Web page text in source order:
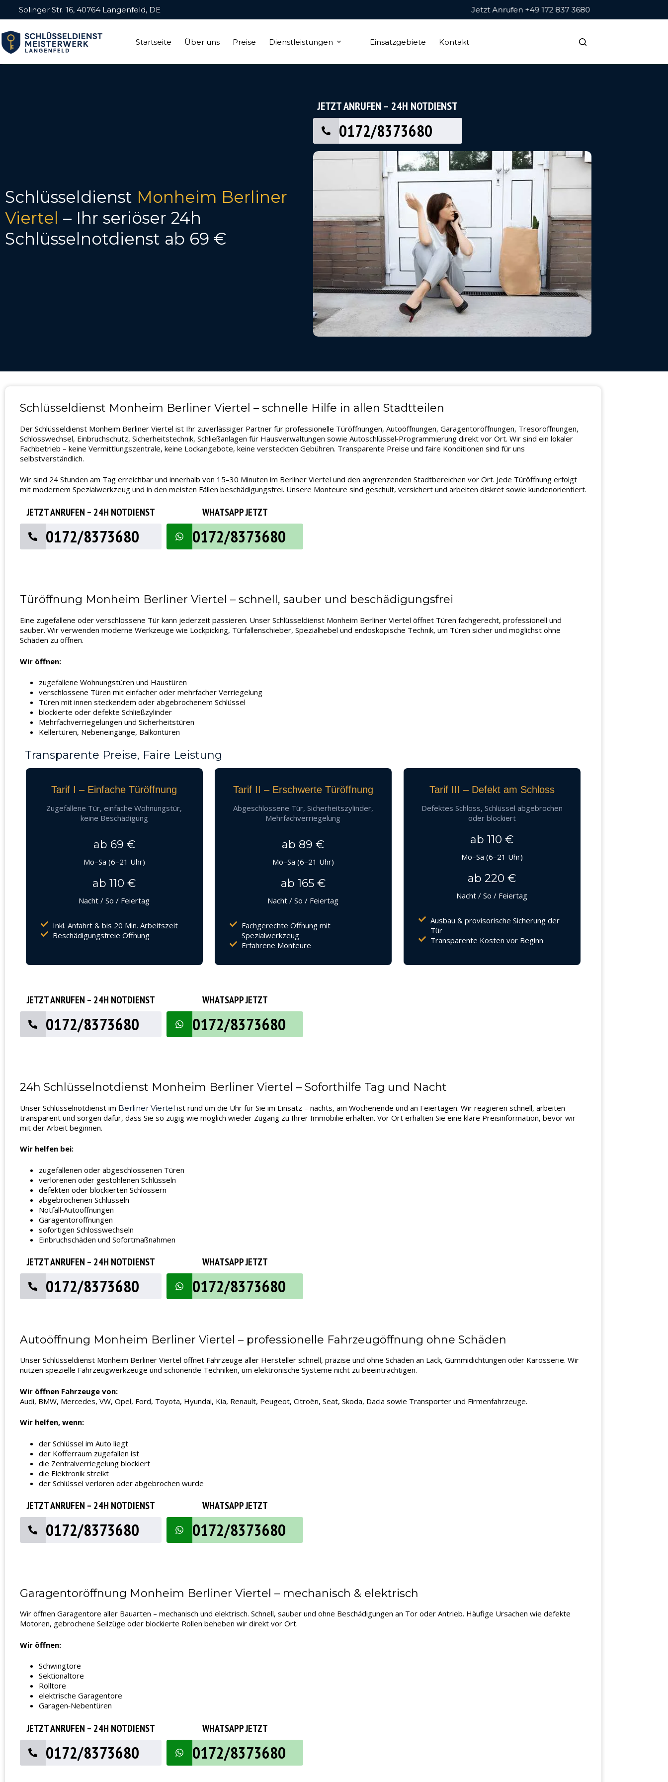
Solinger Str. 16, 40764 Langenfeld, DE Jetzt Anrufen +49 172 837 3680
Startseite Über uns Preise Dienstleistungen Einsatzgebiete Kontakt
Schlüsseldienst Monheim Berliner
Viertel – Ihr seriöser 24h
Schlüsselnotdienst ab 69 €
JETZT ANRUFEN – 24H NOTDIENST
0172/8373680
Schlüsseldienst Monheim Berliner Viertel – schnelle Hilfe in allen Stadtteilen
Der Schlüsseldienst Monheim Berliner Viertel ist Ihr zuverlässiger Partner für professionelle Türöffnungen, Autoöffnungen, Garagentoröffnungen, Tresoröffnungen,
Schlosswechsel, Einbruchschutz, Sicherheitstechnik, Schließanlagen für Hausverwaltungen sowie Autoschlüssel‑Programmierung direkt vor Ort. Wir sind ein lokaler
Fachbetrieb – keine Vermittlungszentrale, keine Lockangebote, keine versteckten Gebühren. Transparente Preise und faire Konditionen sind für uns
selbstverständlich.
Wir sind 24 Stunden am Tag erreichbar und innerhalb von 15–30 Minuten im Berliner Viertel und den angrenzenden Stadtbereichen vor Ort. Jede Türöffnung erfolgt
mit modernem Spezialwerkzeug und in den meisten Fällen beschädigungsfrei. Unsere Monteure sind geschult, versichert und arbeiten diskret sowie kundenorientiert.
JETZT ANRUFEN – 24H NOTDIENST
0172/8373680
WHATSAPP JETZT
0172/8373680
Türöffnung Monheim Berliner Viertel – schnell, sauber und beschädigungsfrei
Eine zugefallene oder verschlossene Tür kann jederzeit passieren. Unser Schlüsseldienst Monheim Berliner Viertel öffnet Türen fachgerecht, professionell und
sauber. Wir verwenden moderne Werkzeuge wie Lockpicking, Türfallenschieber, Spezialhebel und endoskopische Technik, um Türen sicher und möglichst ohne
Schäden zu öffnen.
Wir öffnen:
zugefallene Wohnungstüren und Haustüren
verschlossene Türen mit einfacher oder mehrfacher Verriegelung
Türen mit innen steckendem oder abgebrochenem Schlüssel
blockierte oder defekte Schließzylinder
Mehrfachverriegelungen und Sicherheitstüren
Kellertüren, Nebeneingänge, Balkontüren
Transparente Preise, Faire Leistung
Tarif I – Einfache Türöffnung
Zugefallene Tür, einfache Wohnungstür,
keine Beschädigung
ab 69 €
Mo–Sa (6–21 Uhr)
ab 110 €
Nacht / So / Feiertag
Inkl. Anfahrt & bis 20 Min. Arbeitszeit
Beschädigungsfreie Öffnung
Tarif II – Erschwerte Türöffnung
Abgeschlossene Tür, Sicherheitszylinder,
Mehrfachverriegelung
ab 89 €
Mo–Sa (6–21 Uhr)
ab 165 €
Nacht / So / Feiertag
Fachgerechte Öffnung mit
Spezialwerkzeug
Erfahrene Monteure
Tarif III – Defekt am Schloss
Defektes Schloss, Schlüssel abgebrochen
oder blockiert
ab 110 €
Mo–Sa (6–21 Uhr)
ab 220 €
Nacht / So / Feiertag
Ausbau & provisorische Sicherung der
Tür
Transparente Kosten vor Beginn
JETZT ANRUFEN – 24H NOTDIENST
0172/8373680
WHATSAPP JETZT
0172/8373680
24h Schlüsselnotdienst Monheim Berliner Viertel – Soforthilfe Tag und Nacht
Unser Schlüsselnotdienst im Berliner Viertel ist rund um die Uhr für Sie im Einsatz – nachts, am Wochenende und an Feiertagen. Wir reagieren schnell, arbeiten
transparent und sorgen dafür, dass Sie so zügig wie möglich wieder Zugang zu Ihrer Immobilie erhalten. Vor Ort erhalten Sie eine klare Preisinformation, bevor wir
mit der Arbeit beginnen.
Wir helfen bei:
zugefallenen oder abgeschlossenen Türen
verlorenen oder gestohlenen Schlüsseln
defekten oder blockierten Schlössern
abgebrochenen Schlüsseln
Notfall‑Autoöffnungen
Garagentoröffnungen
sofortigen Schlosswechseln
Einbruchschäden und Sofortmaßnahmen
JETZT ANRUFEN – 24H NOTDIENST
0172/8373680
WHATSAPP JETZT
0172/8373680
Autoöffnung Monheim Berliner Viertel – professionelle Fahrzeugöffnung ohne Schäden
Unser Schlüsseldienst Monheim Berliner Viertel öffnet Fahrzeuge aller Hersteller schnell, präzise und ohne Schäden an Lack, Gummidichtungen oder Karosserie. Wir
nutzen spezielle Fahrzeugwerkzeuge und schonende Techniken, um elektronische Systeme nicht zu beeinträchtigen.
Wir öffnen Fahrzeuge von:
Audi, BMW, Mercedes, VW, Opel, Ford, Toyota, Hyundai, Kia, Renault, Peugeot, Citroën, Seat, Skoda, Dacia sowie Transporter und Firmenfahrzeuge.
Wir helfen, wenn:
der Schlüssel im Auto liegt
der Kofferraum zugefallen ist
die Zentralverriegelung blockiert
die Elektronik streikt
der Schlüssel verloren oder abgebrochen wurde
JETZT ANRUFEN – 24H NOTDIENST
0172/8373680
WHATSAPP JETZT
0172/8373680
Garagentoröffnung Monheim Berliner Viertel – mechanisch & elektrisch
Wir öffnen Garagentore aller Bauarten – mechanisch und elektrisch. Schnell, sauber und ohne Beschädigungen an Tor oder Antrieb. Häufige Ursachen wie defekte
Motoren, gebrochene Seilzüge oder blockierte Rollen beheben wir direkt vor Ort.
Wir öffnen:
Schwingtore
Sektionaltore
Rolltore
elektrische Garagentore
Garagen‑Nebentüren
JETZT ANRUFEN – 24H NOTDIENST
0172/8373680
WHATSAPP JETZT
0172/8373680